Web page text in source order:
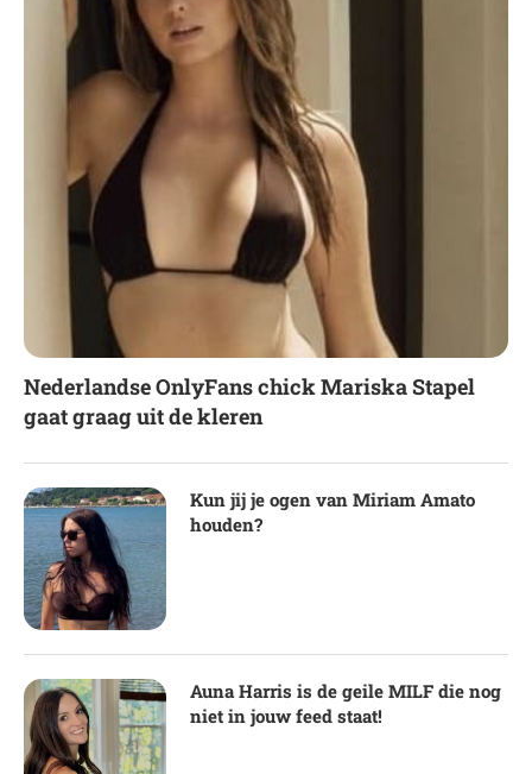
Nederlandse OnlyFans chick Mariska Stapel
gaat graag uit de kleren
Kun jij je ogen van Miriam Amato
houden?
Auna Harris is de geile MILF die nog
niet in jouw feed staat!